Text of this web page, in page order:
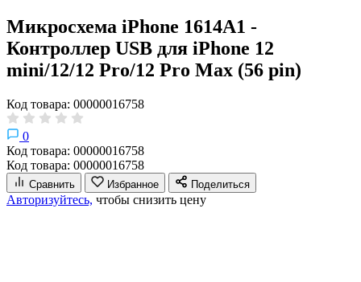
Микросхема iPhone 1614A1 -
Контроллер USB для iPhone 12
mini/12/12 Pro/12 Pro Max (56 pin)
Код товара: 00000016758
0
Код товара: 00000016758
Код товара: 00000016758
Сравнить Избранное Поделиться
Авторизуйтесь, чтобы снизить цену